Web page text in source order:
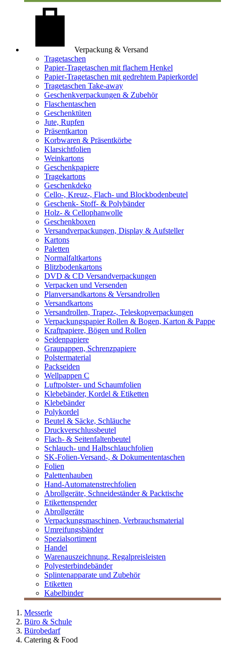
Verpackung & Versand
Tragetaschen
Papier-Tragetaschen mit flachem Henkel
Papier-Tragetaschen mit gedrehtem Papierkordel
Tragetaschen Take-away
Geschenkverpackungen & Zubehör
Flaschentaschen
Geschenktüten
Jute, Rupfen
Präsentkarton
Korbwaren & Präsentkörbe
Klarsichtfolien
Weinkartons
Geschenkpapiere
Tragekartons
Geschenkdeko
Cello-, Kreuz-, Flach- und Blockbodenbeutel
Geschenk- Stoff- & Polybänder
Holz- & Cellophanwolle
Geschenkboxen
Versandverpackungen, Display & Aufsteller
Kartons
Paletten
Normalfaltkartons
Blitzbodenkartons
DVD & CD Versandverpackungen
Verpacken und Versenden
Planversandkartons & Versandrollen
Versandkartons
Versandrollen, Trapez-, Teleskopverpackungen
Verpackungspapier Rollen & Bogen, Karton & Pappe
Kraftpapiere, Bögen und Rollen
Seidenpapiere
Graupappen, Schrenzpapiere
Polstermaterial
Packseiden
Wellpappen C
Luftpolster- und Schaumfolien
Klebebänder, Kordel & Etiketten
Klebebänder
Polykordel
Beutel & Säcke, Schläuche
Druckverschlussbeutel
Flach- & Seitenfaltenbeutel
Schlauch- und Halbschlauchfolien
SK-Folien-Versand-, & Dokumententaschen
Folien
Palettenhauben
Hand-Automatenstrechfolien
Abrollgeräte, Schneideständer & Packtische
Etikettenspender
Abrollgeräte
Verpackungsmaschinen, Verbrauchsmaterial
Umreifungsbänder
Spezialsortiment
Handel
Warenauszeichnung, Regalpreisleisten
Polyesterbindebänder
Splintenapparate und Zubehör
Etiketten
Kabelbinder
Messerle
Büro & Schule
Bürobedarf
Catering & Food